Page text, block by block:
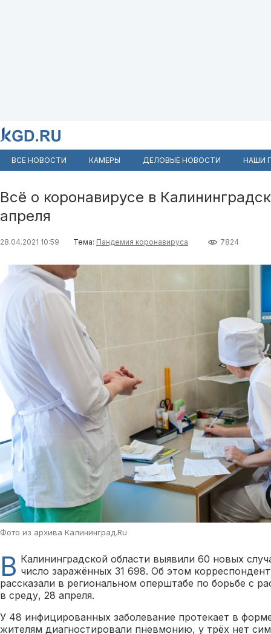
ВСЕ НОВОСТИ КАМЕРЫ ДЕЛОВЫЕ НОВОСТИ НАШИ
Всё о коронавирусе в
апреля
28.04.2021 10:59 Тема: Пандемия коронавируса 7824
Фото из архива Калининград.Ru
В Калининградской области выявили 60 новых
число заражённых 31 698. Об этом
рассказали в региональном оперштабе по борьбе с
в среду, 28 апреля.
У 48 инфицированных заболевание протекает в
жителям диагностировали пневмонию, у трёх нет